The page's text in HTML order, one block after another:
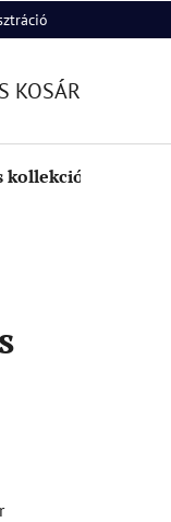
KOSÁR
kollekció